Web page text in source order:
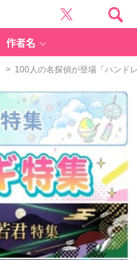
作者名
> 100人の名探偵が登場「ハンド